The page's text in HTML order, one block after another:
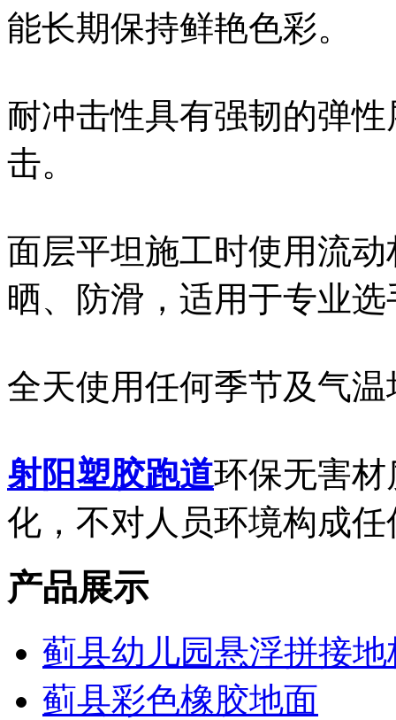
能长期保持鲜艳色彩。
耐冲击性具有强韧的弹
击。
面层平坦施工时使用流
晒、防滑，适用于专业
全天使用任何季节及气
射阳塑胶跑道环保无害
化，不对人员环境构成
产品展示
蓟县幼儿园悬浮拼接地
蓟县彩色橡胶地面